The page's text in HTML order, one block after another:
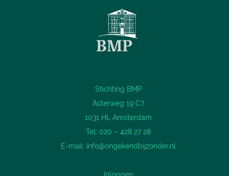
Stichting BMP
Asterweg 19 C7
1031 HL Amsterdam
Tel: 020 – 428 27 28
E-mail: info@ongekendbijzonder.nl
Inloggen